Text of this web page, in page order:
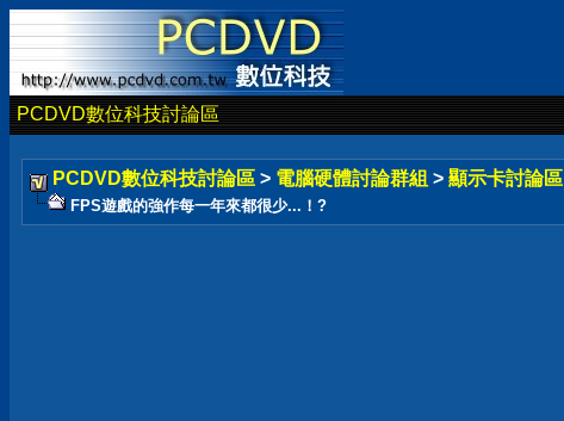
PCDVD數位科技討論區
PCDVD數位科技討論區 > 電腦硬體討論群組 > 顯示卡討論區
FPS遊戲的強作每一年來都很少...！?